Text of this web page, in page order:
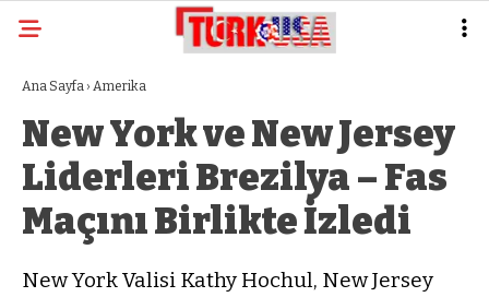
Ana Sayfa › Amerika
New York ve New Jersey
Liderleri Brezilya – Fas
Maçını Birlikte İzledi
New York Valisi Kathy Hochul, New Jersey